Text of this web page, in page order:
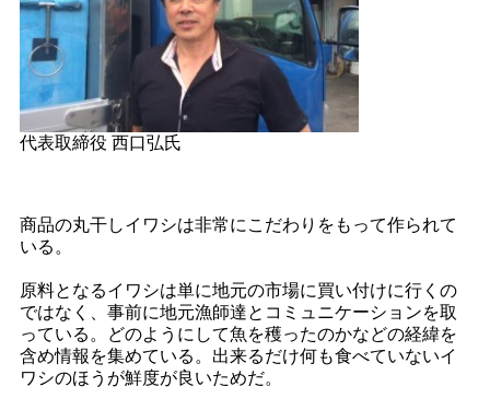
代表取締役 西口弘氏
商品の丸干しイワシは非常にこだわりをもって作られて
いる。
原料となるイワシは単に地元の市場に買い付けに行くの
ではなく、事前に地元漁師達とコミュニケーションを取
っている。どのようにして魚を穫ったのかなどの経緯を
含め情報を集めている。出来るだけ何も食べていないイ
ワシのほうが鮮度が良いためだ。